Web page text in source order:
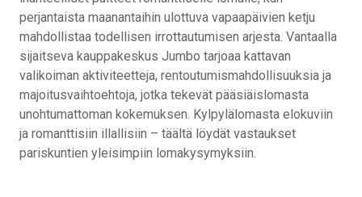
perjantaista maanantaihin ulottuva vapaapäivien ketju
mahdollistaa todellisen irrottautumisen arjesta. Vantaalla
sijaitseva kauppakeskus Jumbo tarjoaa kattavan
valikoiman aktiviteetteja, rentoutumismahdollisuuksia ja
majoitusvaihtoehtoja, jotka tekevät pääsiäislomasta
unohtumattoman kokemuksen. Kylpylälomasta elokuviin
ja romanttisiin illallisiin – täältä löydät vastaukset
pariskuntien yleisimpiin lomakysymyksiin.